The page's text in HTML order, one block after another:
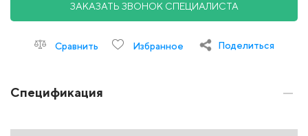
ЗАКАЗАТЬ ЗВОНОК СПЕЦИАЛИСТА
Сравнить Избранное Поделиться
Спецификация